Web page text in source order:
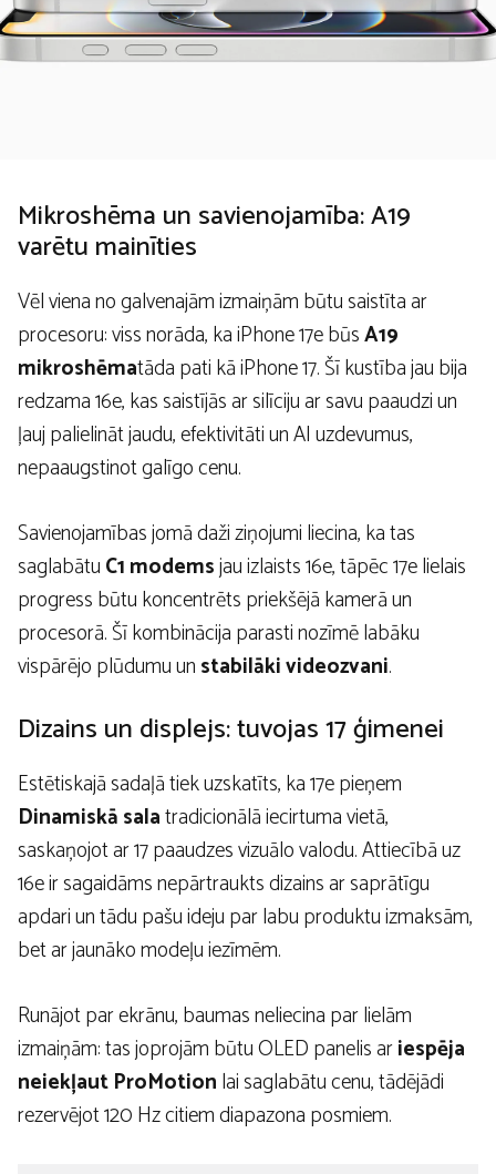
Mikroshēma un savienojamība: A19
varētu mainīties
Vēl viena no galvenajām izmaiņām būtu saistīta ar
procesoru: viss norāda, ka iPhone 17e būsA19
mikroshēmatāda pati kā iPhone 17. Šī kustība jau bija
redzama 16e, kas saistījās ar silīciju ar savu paaudzi un
ļauj palielināt jaudu, efektivitāti un AI uzdevumus,
nepaaugstinot galīgo cenu.
Savienojamības jomā daži ziņojumi liecina, ka tas
saglabātuC1 modemsjau izlaists 16e, tāpēc 17e lielais
progress būtu koncentrēts priekšējā kamerā un
procesorā. Šī kombinācija parasti nozīmē labāku
vispārējo plūdumu unstabilāki videozvani.
Dizains un displejs: tuvojas 17 ģimenei
Estētiskajā sadaļā tiek uzskatīts, ka 17e pieņem
Dinamiskā salatradicionālā iecirtuma vietā,
saskaņojot ar 17 paaudzes vizuālo valodu. Attiecībā uz
16e ir sagaidāms nepārtraukts dizains ar saprātīgu
apdari un tādu pašu ideju par labu produktu izmaksām,
bet ar jaunāko modeļu iezīmēm.
Runājot par ekrānu, baumas neliecina par lielām
izmaiņām: tas joprojām būtu OLED panelis ariespēja
neiekļaut ProMotionlai saglabātu cenu, tādējādi
rezervējot 120 Hz citiem diapazona posmiem.